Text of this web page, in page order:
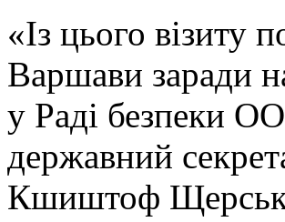
«Із цього візиту
Варшави заради
у Раді безпеки
державний
Кшиштоф